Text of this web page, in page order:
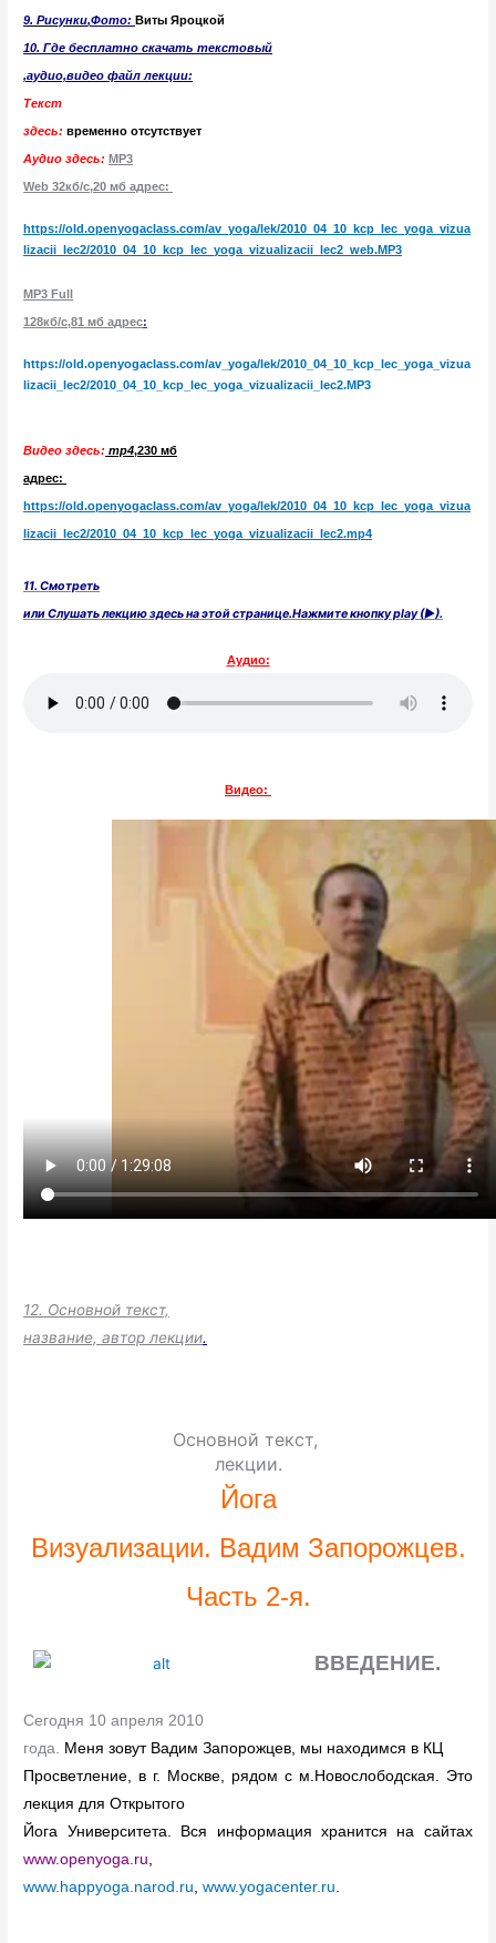
9. Рисунки,Фото:Виты Яроцкой
10. Где бесплатно скачать текстовый
,аудио,видео файл лекции:
Текст
здесь: временно отсутствует
Аудио здесь: MP3
Web 32кб/с,20 мб адрес:
https://old.openyogaclass.com/av_yoga/lek/2010_04_10_kcp_lec_yoga_vizua
lizacii_lec2/2010_04_10_kcp_lec_yoga_vizualizacii_lec2_web.MP3
MP3 Full
128кб/с,81мб адрес:
https://old.openyogaclass.com/av_yoga/lek/2010_04_10_kcp_lec_yoga_vizua
lizacii_lec2/2010_04_10_kcp_lec_yoga_vizualizacii_lec2.MP3
Видео здесь: mp4,230 мб
адрес:
https://old.openyogaclass.com/av_yoga/lek/2010_04_10_kcp_lec_yoga_vizua
lizacii_lec2/2010_04_10_kcp_lec_yoga_vizualizacii_lec2.mp4
11. Смотреть
или Слушать лекцию здесь на этой странице.Нажмите кнопку play (►).
Аудио:
Видео:
12. Основной текст,
название, автор лекции.
Основной текст,
лекции.
Йога
Визуализации. Вадим Запорожцев.
Часть 2-я.
ВВЕДЕНИЕ.
Сегодня 10 апреля 2010
года. Меня зовут Вадим Запорожцев, мы находимся в КЦ
Просветление, в г. Москве, рядом с м.Новослободская. Это
лекция для Открытого
Йога Университета. Вся информация хранится на сайтах
www.openyoga.ru,
www.happyoga.narod.ru,www.yogacenter.ru.